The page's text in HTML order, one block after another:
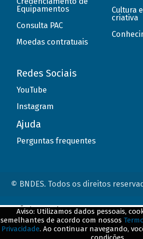
Equipamentos
Consulta PAC
Moedas contratuais
Cultura
criativa
Redes Sociais
YouTube
Instagram
Ajuda
Perguntas frequentes
© BNDES. Todos os direitos
Aviso: Utilizamos dados pessoais,
semelhantes de acordo com nossos
Privacidade. Ao continuar navegando,
ConteÃºdo complementar
${title}${badge}